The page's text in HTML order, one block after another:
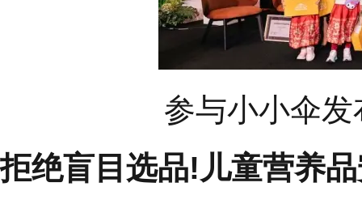
参与小小伞
拒绝盲目选品!儿童营养